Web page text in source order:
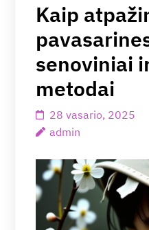
Kaip
senoviniai
metodai
28 vasario, 2025
admin